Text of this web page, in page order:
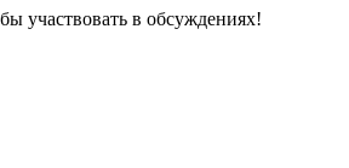
участвовать в обсуждениях!